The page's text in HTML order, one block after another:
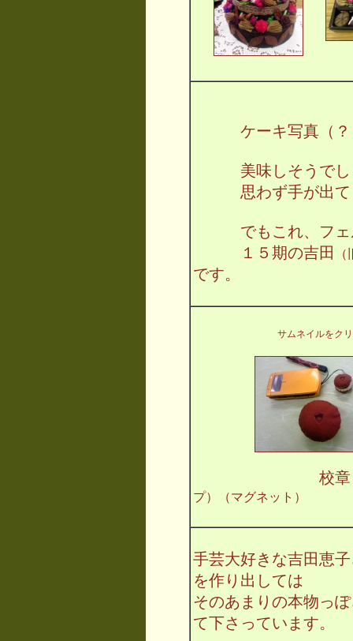
ケーキ写真（
美味しそうでし
思わず手が出て
でもこれ、フェル
１５期の吉田
です。
サムネイルをク
校
プ）（マグネット）
手芸大好きな吉田恵
を作り出しては
そのあまりの本物っ
て下さっています。